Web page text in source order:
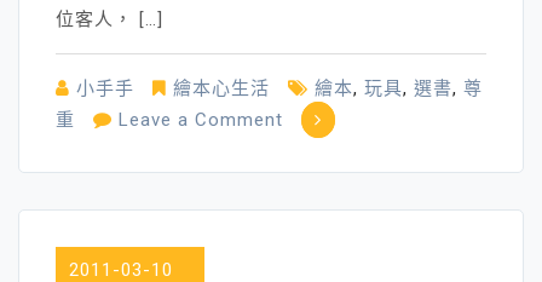
位客人， […]
小手手 繪本心生活 繪本, 玩具, 選書, 尊
重
Leave a Comment on
調
2011-03-10